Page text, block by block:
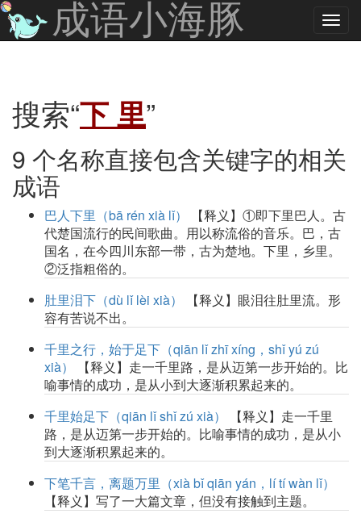
成语小海豚
搜索“下 里”
9 个名称直接包含关键字的相关
成语
巴人下里（bā rén xià lǐ）
【释义】①即下里巴人。古
代楚国流行的民间歌曲。用以称流俗的音乐。巴，古
国名，在今四川东部一带，古为楚地。下里，乡里。
②泛指粗俗的。
肚里泪下（dù lǐ lèi xià）
【释义】眼泪往肚里流。形
容有苦说不出。
千里之行，始于足下（qiān lǐ zhī xíng，shǐ yú zú
xià）
【释义】走一千里路，是从迈第一步开始的。比
喻事情的成功，是从小到大逐渐积累起来的。
千里始足下（qiān lǐ shǐ zú xià）
【释义】走一千里
路，是从迈第一步开始的。比喻事情的成功，是从小
到大逐渐积累起来的。
下笔千言，离题万里（xià bǐ qiān yán，lí tí wàn lǐ）
【释义】写了一大篇文章，但没有接触到主题。